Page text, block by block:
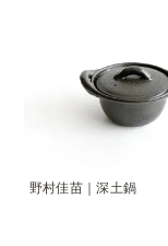
野村佳苗｜深土鍋